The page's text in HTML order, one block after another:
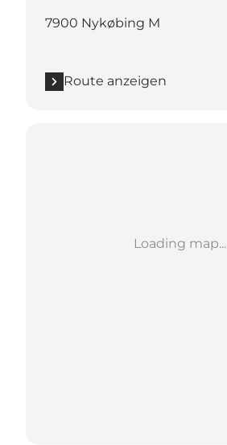
7900 Nykøbing M
Route anzeigen
Loading map...